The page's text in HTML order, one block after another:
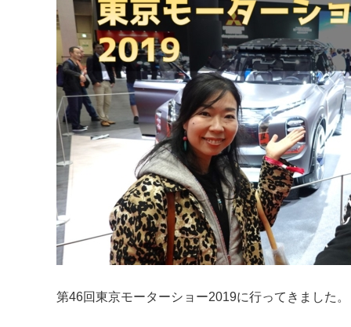
第46回東京モーターショー2019に行ってきました。